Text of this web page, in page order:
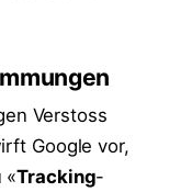
Verstoss
Google vor,
«Tracking-